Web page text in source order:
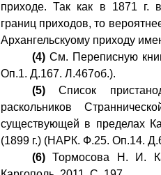
приходе. Так как в 1871 г.
границ приходов, то
Архангельскуому приходу
(4) См. Переписную
Оп.1. Д.167. Л.467об.).
(5) Список
раскольников
существующей в пределах
(1899 г.) (НАРК. Ф.25. Оп.14.
(6) Тормосова Н. И.